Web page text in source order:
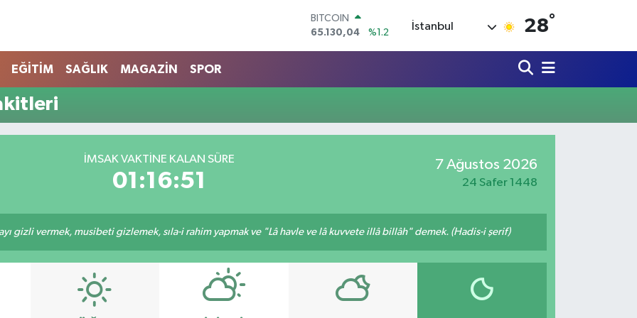
BITCOIN
65.130,04
%1.2
55,1652
%0.27
İstanbul 28°
EĞİTİM SAĞLIK MAGAZİN SPOR
İMSAK VAKTINE KALAN SÜRE
01:16:51
7 Ağustos 2026
24 Safer 1448
gizli vermek, musibeti gizlemek, sıla-i rahim yapmak ve "Lâ havle ve lâ kuvvete illâ billâh" demek. (Hadis-i şerif)